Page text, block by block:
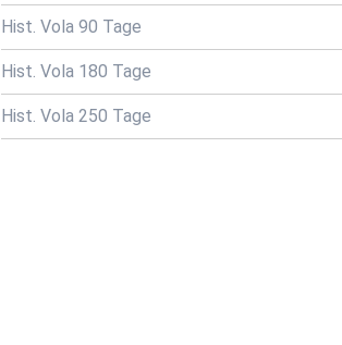
Hist. Vola 90 Tage
Hist. Vola 180 Tage
Hist. Vola 250 Tage